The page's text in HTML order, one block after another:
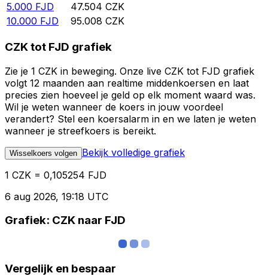
5.000 FJD 47.504 CZK
10.000 FJD 95.008 CZK
CZK tot FJD grafiek
Zie je 1 CZK in beweging. Onze live CZK tot FJD grafiek
volgt 12 maanden aan realtime middenkoersen en laat
precies zien hoeveel je geld op elk moment waard was.
Wil je weten wanneer de koers in jouw voordeel
verandert? Stel een koersalarm in en we laten je weten
wanneer je streefkoers is bereikt.
Wisselkoers volgen Bekijk volledige grafiek
1 CZK = 0,105254 FJD
6 aug 2026, 19:18 UTC
Grafiek: CZK naar FJD
Vergelijk en bespaar